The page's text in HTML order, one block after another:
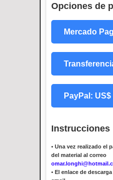
Opciones de
Mercado
PayPal: US$
Instrucciones
• Una vez realizado el
del material al correo
• El enlace de